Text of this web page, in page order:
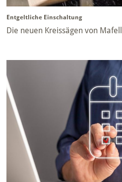
Entgeltliche Einschaltung
Die neuen Kreissägen von Mafell